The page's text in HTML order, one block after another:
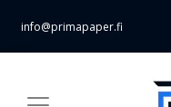
info@primapaper.fi